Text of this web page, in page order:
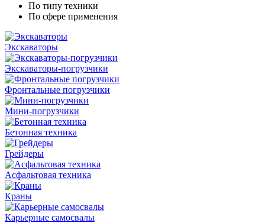
По типу техники
По сфере применения
Экскаваторы
Экскаваторы-погрузчики
Фронтальные погрузчики
Мини-погрузчики
Бетонная техника
Грейдеры
Асфальтовая техника
Краны
Карьерные самосвалы